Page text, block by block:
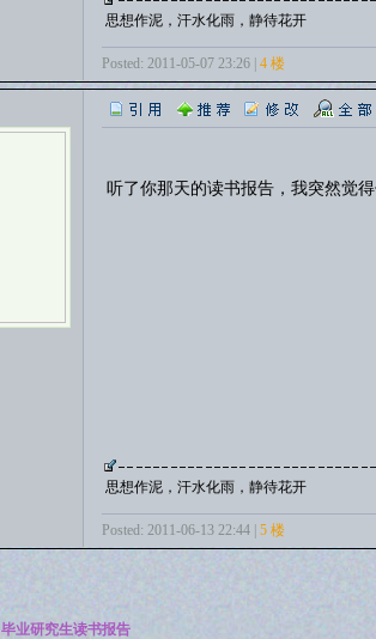
思想作泥，汗水化雨，静待花开
Posted: 2011-05-07 23:26 | 4 楼
听了你那天的读书报告，我突然觉
思想作泥，汗水化雨，静待花开
Posted: 2011-06-13 22:44 | 5 楼
毕业研究生读书报告